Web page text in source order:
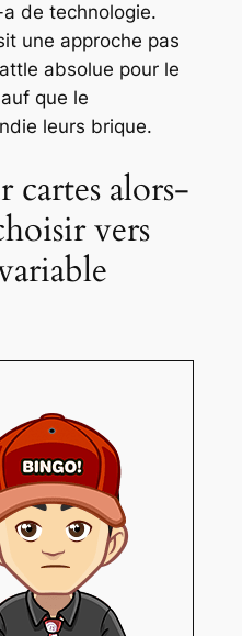
de technologie.
une approche pas
absolue pour le
que le
leurs brique.
alors-
vers